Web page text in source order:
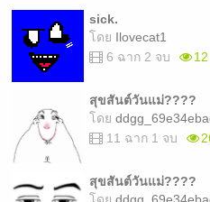
sick.
โดย Ilovecat1
6 ฉาก 2 จบ
12
สุขสันต์วันแม่????
โดย
11 ฉาก 1 จบ
สุขสันต์วันแม่????